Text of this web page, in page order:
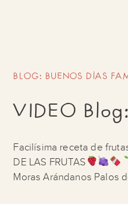
BLOG: BUENOS DÍAS
VIDEO Blog:
Facilísima receta de
DE LAS FRUTAS
Moras Arándanos Palos